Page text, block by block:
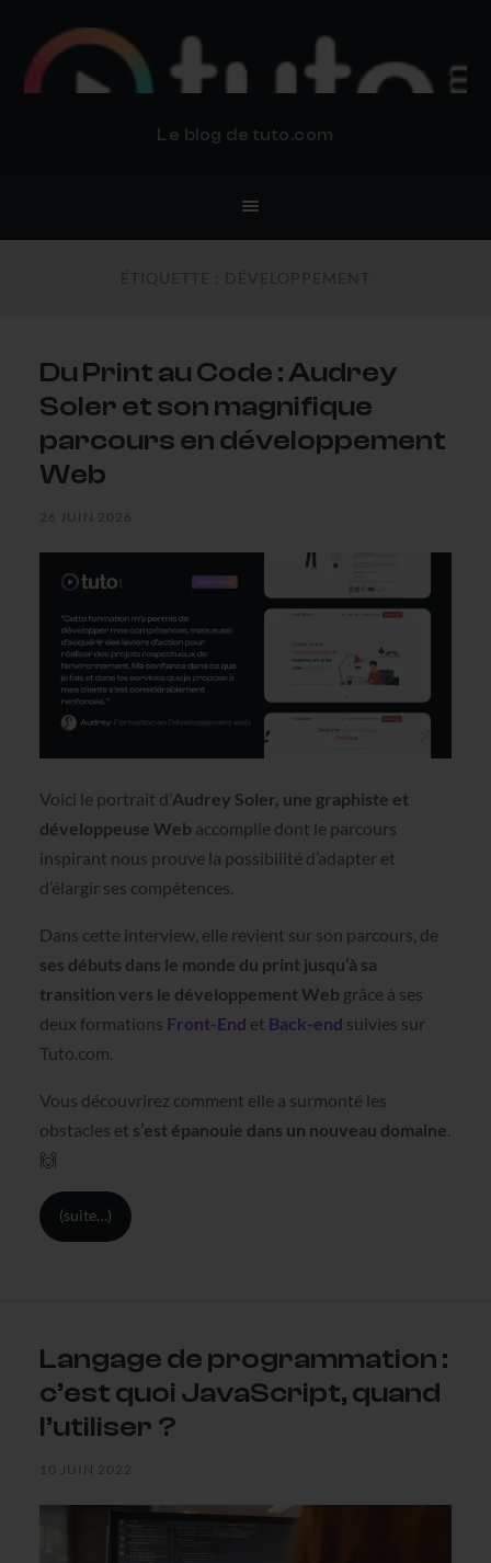
Le blog de tuto.com
Du Print au Code : Audrey
Soler et son magnifique
parcours en développement
Web
26 JUIN 2026
Voici le portrait d’Audrey Soler, une graphiste et
développeuse Web accomplie dont le parcours
inspirant nous prouve la possibilité d’adapter et
d’élargir ses compétences.
Dans cette interview, elle revient sur son parcours, de
ses débuts dans le monde du print jusqu’à sa
transition vers le développement Web grâce à ses
deux formations Front-End et Back-end suivies sur
Tuto.com.
Vous découvrirez comment elle a surmonté les
obstacles et s’est épanouie dans un nouveau domaine.
🙌
(suite…)
Langage de programmation :
c’est quoi JavaScript, quand
l’utiliser ?
10 JUIN 2022